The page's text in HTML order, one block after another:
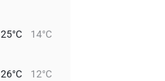
25°C 14°C
26°C 12°C